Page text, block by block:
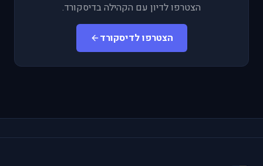
הצטרפו לדיון עם הקהילה בדיסקורד.
הצטרפו לדיסקורד